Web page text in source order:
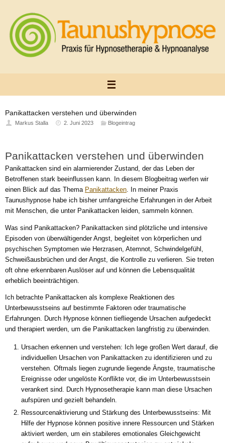
springen
Panikattacken verstehen und überwinden
Markus Stalla 2. Juni 2023 Blogeintrag
Panikattacken verstehen und überwinden
Panikattacken sind ein alarmierender Zustand, der das Leben der
Betroffenen stark beeinflussen kann. In diesem Blogbeitrag werfen wir
einen Blick auf das Thema Panikattacken. In meiner Praxis
Taunushypnose habe ich bisher umfangreiche Erfahrungen in der Arbeit
mit Menschen, die unter Panikattacken leiden, sammeln können.
Was sind Panikattacken? Panikattacken sind plötzliche und intensive
Episoden von überwältigender Angst, begleitet von körperlichen und
psychischen Symptomen wie Herzrasen, Atemnot, Schwindelgefühl,
Schweißausbrüchen und der Angst, die Kontrolle zu verlieren. Sie treten
oft ohne erkennbaren Auslöser auf und können die Lebensqualität
erheblich beeinträchtigen.
Ich betrachte Panikattacken als komplexe Reaktionen des
Unterbewusstseins auf bestimmte Faktoren oder traumatische
Erfahrungen. Durch Hypnose können tiefliegende Ursachen aufgedeckt
und therapiert werden, um die Panikattacken langfristig zu überwinden.
Ursachen erkennen und verstehen: Ich lege großen Wert darauf, die
individuellen Ursachen von Panikattacken zu identifizieren und zu
verstehen. Oftmals liegen zugrunde liegende Ängste, traumatische
Ereignisse oder ungelöste Konflikte vor, die im Unterbewusstsein
verankert sind. Durch Hypnosetherapie kann man diese Ursachen
aufspüren und gezielt behandeln.
Ressourcenaktivierung und Stärkung des Unterbewusstseins: Mit
Hilfe der Hypnose können positive innere Ressourcen und Stärken
aktiviert werden, um ein stabileres emotionales Gleichgewicht